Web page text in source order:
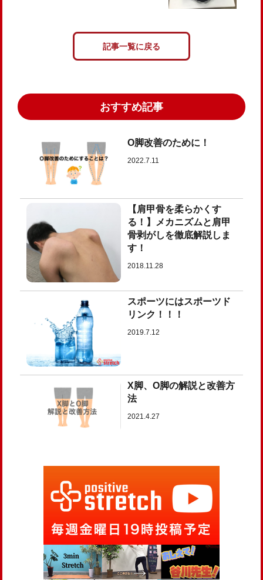
記事一覧に戻る
おすすめ記事
O脚改善のために！
2022.7.11
【肩甲骨を柔らかくす
る！】メカニズムと肩甲
骨剥がしを徹底解説しま
す！
2018.11.28
スポーツにはスポーツド
リンク！！！
2019.7.12
X脚、O脚の解説と改善方
法
2021.4.27